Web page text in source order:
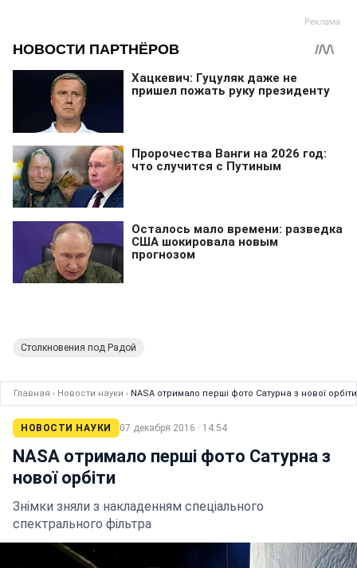
Столкновения под Радой
Главная › Новости науки › NASA отримало перші фото Сатурна з нової орбіти
НОВОСТИ НАУКИ 07 декабря 2016 · 14:54
NASA отримало перші фото Сатурна з
нової орбіти
Знімки зняли з накладенням спеціального
спектрального фільтра